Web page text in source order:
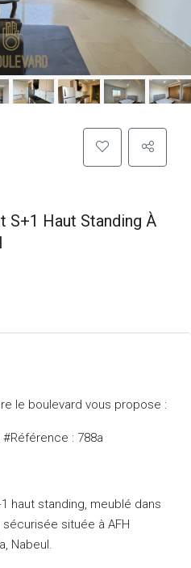
S+1 Haut Standing À
le boulevard vous propose :
: 788a
haut standing, meublé dans
située à AFH
Nabeul.